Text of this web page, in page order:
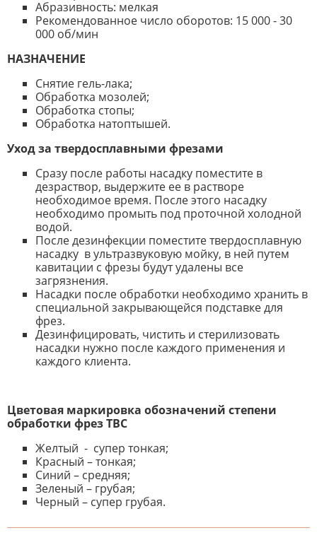
Абразивность: мелкая
Рекомендованное число оборотов: 15 000 - 30
000 об/мин
НАЗНАЧЕНИЕ
Снятие гель-лака;
Обработка мозолей;
Обработка стопы;
Обработка натоптышей.
Уход за твердосплавными фрезами
Сразу после работы насадку поместите в
дезраствор, выдержите ее в растворе
необходимое время. После этого насадку
необходимо промыть под проточной холодной
водой.
После дезинфекции поместите твердосплавную
насадку в ультразвуковую мойку, в ней путем
кавитации с фрезы будут удалены все
загрязнения.
Насадки после обработки необходимо хранить в
специальной закрывающейся подставке для
фрез.
Дезинфицировать, чистить и стерилизовать
насадки нужно после каждого применения и
каждого клиента.
Цветовая маркировка обозначений степени
обработки фрез ТВС
Желтый - супер тонкая;
Красный – тонкая;
Синий – средняя;
Зеленый – грубая;
Черный – супер грубая.
К настоящему времени нет